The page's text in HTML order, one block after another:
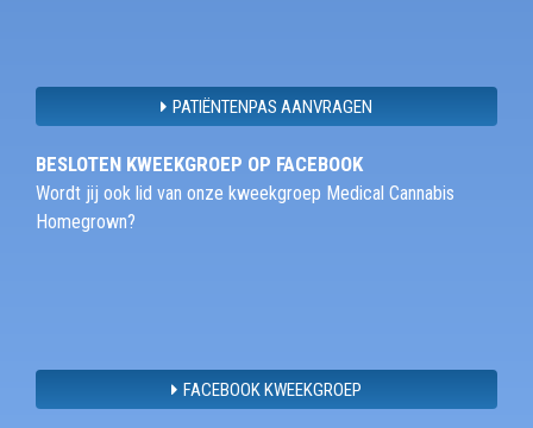
PATIËNTENPAS AANVRAGEN
BESLOTEN KWEEKGROEP OP FACEBOOK
Wordt jij ook lid van onze kweekgroep Medical Cannabis
Homegrown?
FACEBOOK KWEEKGROEP